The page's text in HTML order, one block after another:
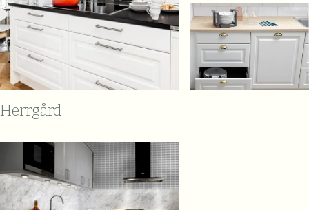
Herrgård